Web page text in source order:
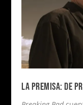
LA PREMISA: DE